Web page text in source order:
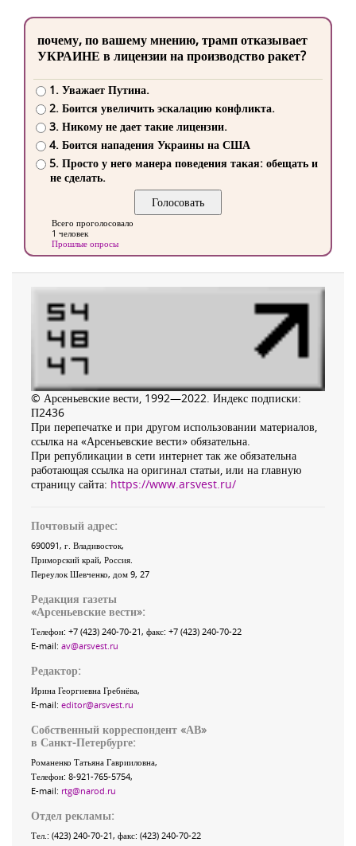
почему, по вашему мнению, трамп отказывает
УКРАИНЕ в лицензии на производство ракет?
1. Уважает Путина.
2. Боится увеличить эскалацию конфликта.
3. Никому не дает такие лицензии.
4. Боится нападения Украины на США
5. Просто у него манера поведения такая: обещать и
не сделать.
Всего проголосовало
1 человек
Прошлые опросы
© Арсеньевские вести, 1992—2022. Индекс подписки:
П2436
При перепечатке и при другом использовании материалов,
ссылка на «Арсеньевские вести» обязательна.
При републикации в сети интернет так же обязательна
работающая ссылка на оригинал статьи, или на главную
страницу сайта: https://www.arsvest.ru/
Почтовый адрес:
690091, г. Владивосток,
Приморский край, Россия
Переулок Шевченко, дом 9, 27
Редакция газеты
«Арсеньевские вести»:
Телефон: +7 (423) 240-70-21, факс: +7 (423) 240-70-22
E-mail: av@arsvest.ru
Редактор:
Ирина Георгиевна Гребнёва,
E-mail: editor@arsvest.ru
Собственный корреспондент «АВ»
в Санкт-Петербурге:
Романенко Татьяна Гаврииловна,
Телефон: 8-921-765-5754,
E-mail: rtg@narod.ru
Отдел рекламы:
Тел.: (423) 240-70-21, факс: (423) 240-70-22